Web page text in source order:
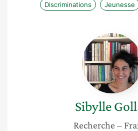
Discriminations Jeunesse
Sibylle
Gollac
Sibylle
Recherche –